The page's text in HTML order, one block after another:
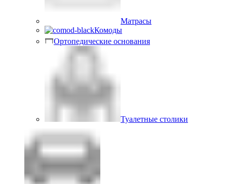
Матрасы
Комоды
Ортопедические основания
Туалетные столики